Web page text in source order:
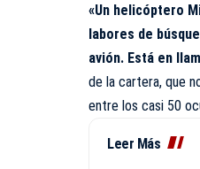
«Un helicóptero
labores de
avión. Está en
de la cartera, que
entre los casi 50
Leer Más